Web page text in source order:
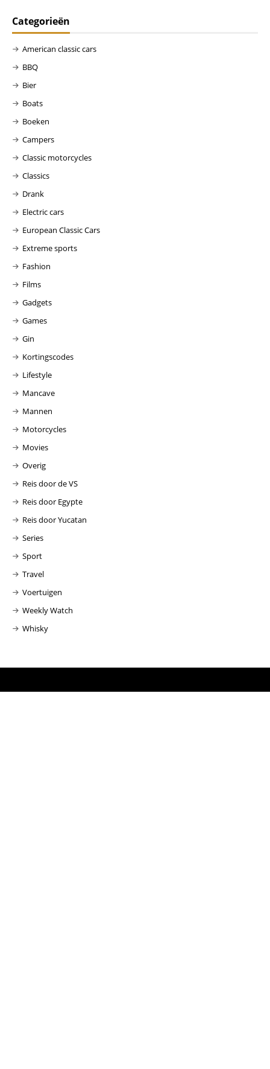
Categorieën
American classic cars
BBQ
Bier
Boats
Boeken
Campers
Classic motorcycles
Classics
Drank
Electric cars
European Classic Cars
Extreme sports
Fashion
Films
Gadgets
Games
Gin
Kortingscodes
Lifestyle
Mancave
Mannen
Motorcycles
Movies
Overig
Reis door de VS
Reis door Egypte
Reis door Yucatan
Series
Sport
Travel
Voertuigen
Weekly Watch
Whisky